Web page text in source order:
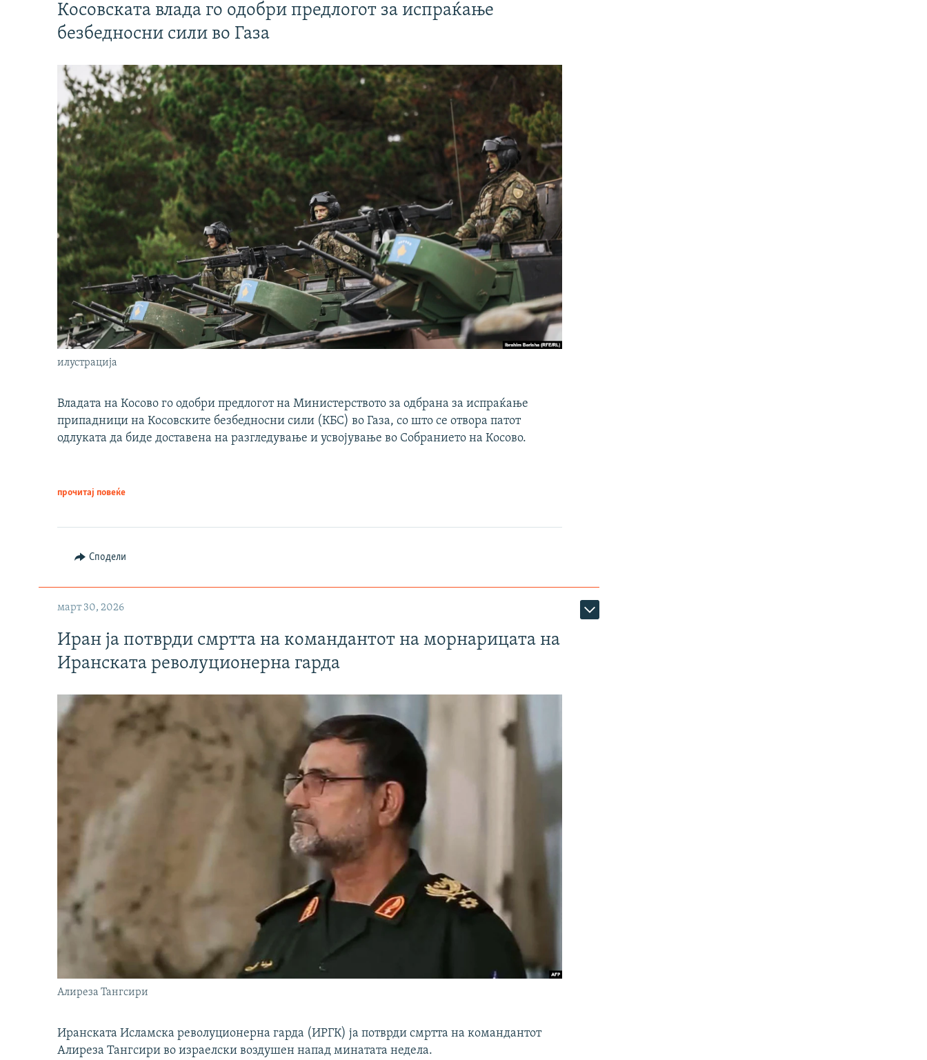
Косовската влада го одобри предлогот за испраќање
безбедносни сили во Газа
илустрација
Владата на Косово го одобри предлогот на Министерството за одбрана за испраќање
припадници на Косовските безбедносни сили (КБС) во Газа, со што се отвора патот
одлуката да биде доставена на разгледување и усвојување во Собранието на Косово.
прочитај повеќе
Сподели
март 30, 2026
Иран ја потврди смртта на командантот на морнарицата на
Иранската револуционерна гарда
Алиреза Тангсири
Иранската Исламска револуционерна гарда (ИРГК) ја потврди смртта на командантот
Алиреза Тангсири во израелски воздушен напад минатата недела.